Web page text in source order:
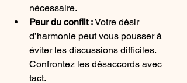
nécessaire.
Peur du conflit : Votre désir
d’harmonie peut vous pousser à
éviter les discussions difficiles.
Confrontez les désaccords avec
tact.